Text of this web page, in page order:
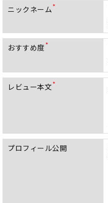
ニックネーム
須
)
おすすめ度
)
レビュー本文
プロフィール公開